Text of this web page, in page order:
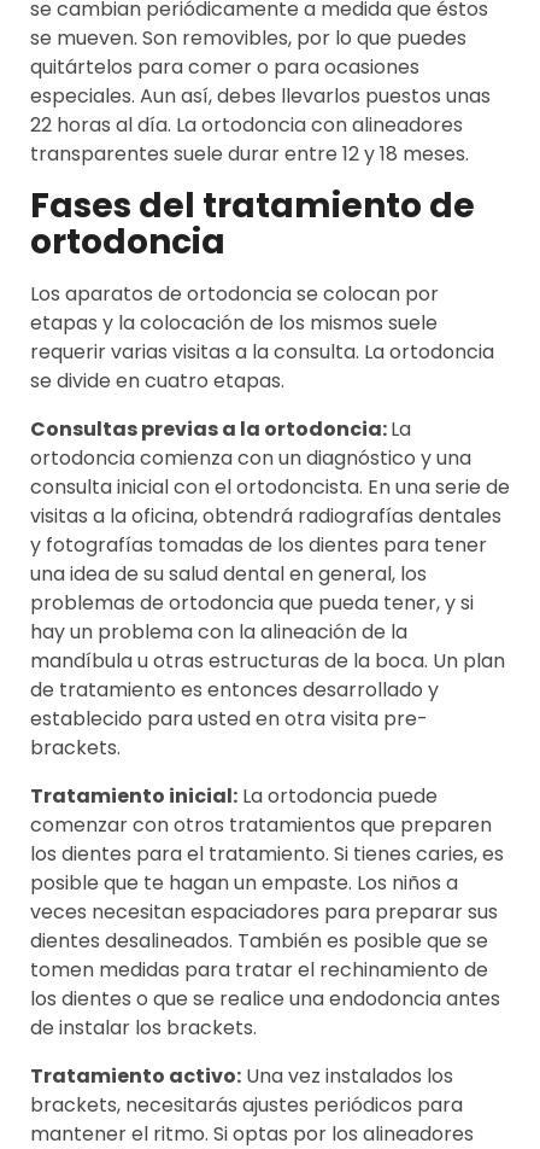
se cambian periódicamente a medida que éstos
se mueven. Son removibles, por lo que puedes
quitártelos para comer o para ocasiones
especiales. Aun así, debes llevarlos puestos unas
22 horas al día. La ortodoncia con alineadores
transparentes suele durar entre 12 y 18 meses.
Fases del tratamiento de
ortodoncia
Los aparatos de ortodoncia se colocan por
etapas y la colocación de los mismos suele
requerir varias visitas a la consulta. La ortodoncia
se divide en cuatro etapas.
Consultas previas a la ortodoncia:La
ortodoncia comienza con un diagnóstico y una
consulta inicial con el ortodoncista. En una serie de
visitas a la oficina, obtendrá radiografías dentales
y fotografías tomadas de los dientes para tener
una idea de su salud dental en general, los
problemas de ortodoncia que pueda tener, y si
hay un problema con la alineación de la
mandíbula u otras estructuras de la boca. Un plan
de tratamiento es entonces desarrollado y
establecido para usted en otra visita pre-
brackets.
Tratamiento inicial: La ortodoncia puede
comenzar con otros tratamientos que preparen
los dientes para el tratamiento. Si tienes caries, es
posible que te hagan un empaste. Los niños a
veces necesitan espaciadores para preparar sus
dientes desalineados. También es posible que se
tomen medidas para tratar el rechinamiento de
los dientes o que se realice una endodoncia antes
de instalar los brackets.
Tratamiento activo: Una vez instalados los
brackets, necesitarás ajustes periódicos para
mantener el ritmo. Si optas por los alineadores